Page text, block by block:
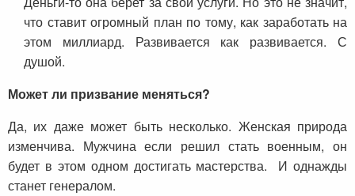
что ставит огромный план по тому, как заработать на
этом миллиард. Развивается как развивается. С
душой.
Может ли призвание меняться?
Да, их даже может быть несколько. Женская природа
изменчива. Мужчина если решил стать военным, он
будет в этом одном достигать мастерства. И однажды
станет генералом.